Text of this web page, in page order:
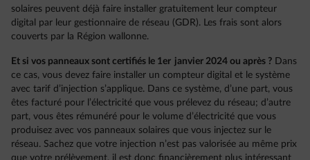
solaires peuvent déjà faire installer gratuitement leur compteur
digital par leur gestionnaire de réseau (GDR). Les frais sont alors
couverts par la Région wallonne.
Et si vos panneaux sont certifiés le 1er janvier 2024 ou après ? Dans
ce cas, vous devez faire installer un compteur digital et le système
avec tarif d’injection s’applique. Dans ce système, d’une part, vous
êtes facturé pour l’électricité que vous prélevez du réseau; d’autre
part, vous êtes rémunéré pour le volume d’électricité que vous
produisez avec vos panneaux solaires que vous injectez sur le
réseau. Sachez que votre injection n’est pas valorisée au même prix
que votre prélèvement, il est donc financièrement plus intéressant